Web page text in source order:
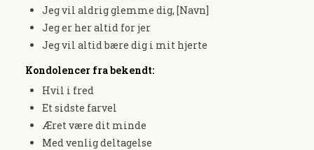
Jeg vil aldrig glemme dig, [Navn]
Jeg er her altid for jer
Jeg vil altid bære dig i mit hjerte
Kondolencer fra bekendt:
Hvil i fred
Et sidste farvel
Æret være dit minde
Med venlig deltagelse